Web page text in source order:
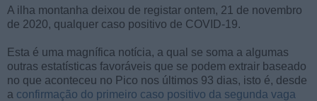
A ilha montanha deixou de registar ontem, 21 de novembro
de 2020, qualquer caso positivo de COVID-19.
Esta é uma magnífica notícia, a qual se soma a algumas
outras estatísticas favoráveis que se podem extrair baseado
no que aconteceu no Pico nos últimos 93 dias, isto é, desde
a confirmação do primeiro caso positivo da segunda vaga